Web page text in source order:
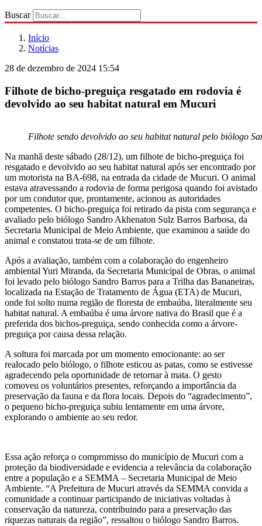
Buscar
Início
Notícias
28 de dezembro de 2024 15:54
Filhote de bicho-preguiça resgatado em rodovia é
devolvido ao seu habitat natural em Mucuri
Filhote sendo devolvido ao seu habitat natural pelo biólogo
Na manhã deste sábado (28/12), um filhote de bicho-preguiça foi
resgatado e devolvido ao seu habitat natural após ser encontrado por
um motorista na BA-698, na entrada da cidade de Mucuri. O animal
estava atravessando a rodovia de forma perigosa quando foi avistado
por um condutor que, prontamente, acionou as autoridades
competentes. O bicho-preguiça foi retirado da pista com segurança e
avaliado pelo biólogo Sandro Akhenaton Sulz Barros Barbosa, da
Secretaria Municipal de Meio Ambiente, que examinou a saúde do
animal e constatou trata-se de um filhote.
Após a avaliação, também com a colaboração do engenheiro
ambiental Yuri Miranda, da Secretaria Municipal de Obras, o animal
foi levado pelo biólogo Sandro Barros para a Trilha das Bananeiras,
localizada na Estação de Tratamento de Água (ETA) de Mucuri,
onde foi solto numa região de floresta de embaúba, literalmente seu
habitat natural. A embaúba é uma árvore nativa do Brasil que é a
preferida dos bichos-preguiça, sendo conhecida como a árvore-
preguiça por causa dessa relação.
A soltura foi marcada por um momento emocionante: ao ser
realocado pelo biólogo, o filhote esticou as patas, como se estivesse
agradecendo pela oportunidade de retornar à mata. O gesto
comoveu os voluntários presentes, reforçando a importância da
preservação da fauna e da flora locais. Depois do “agradecimento”,
o pequeno bicho-preguiça subiu lentamente em uma árvore,
explorando o ambiente ao seu redor.
Essa ação reforça o compromisso do município de Mucuri com a
proteção da biodiversidade e evidencia a relevância da colaboração
entre a população e a SEMMA – Secretaria Municipal de Meio
Ambiente. “A Prefeitura de Mucuri através da SEMMA convida a
comunidade a continuar participando de iniciativas voltadas à
conservação da natureza, contribuindo para a preservação das
riquezas naturais da região”, ressaltou o biólogo Sandro Barros.